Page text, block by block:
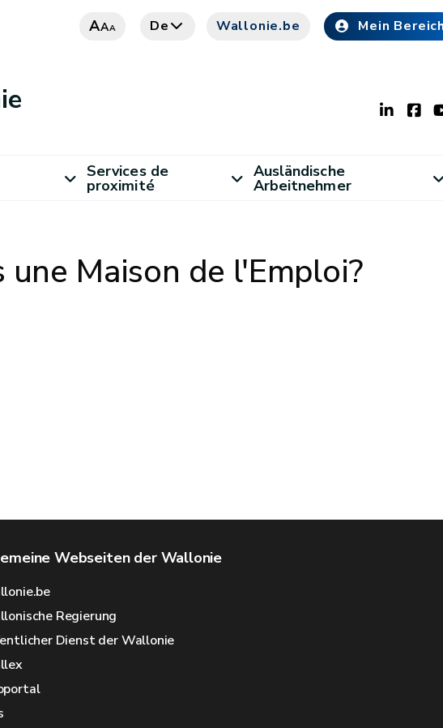
AAA De Wallonie.be Mein
Services de
proximité
Ausländische
Arbeitnehmer
Maison de l'Emploi?
Webseiten der Wallonie
Regierung
Dienst der Wallonie